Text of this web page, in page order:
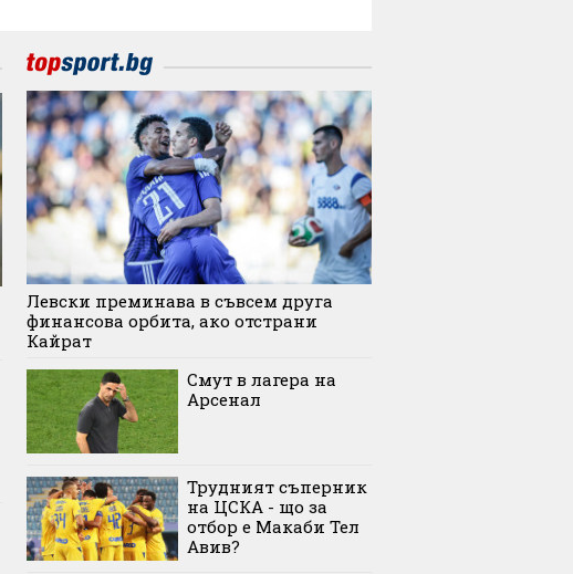
Левски преминава в съвсем друга
финансова орбита, ако отстрани
Кайрат
Смут в лагера на
Арсенал
Трудният съперник
на ЦСКА - що за
отбор е Макаби Тел
Авив?